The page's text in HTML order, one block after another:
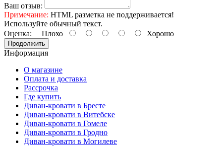
Ваш отзыв:
Примечание: HTML разметка не поддерживается!
Используйте обычный текст.
Оценка: Плохо Хорошо
Продолжить
Информация
О магазине
Оплата и доставка
Рассрочка
Где купить
Диван-кровати в Бресте
Диван-кровати в Витебске
Диван-кровати в Гомеле
Диван-кровати в Гродно
Диван-кровати в Могилеве